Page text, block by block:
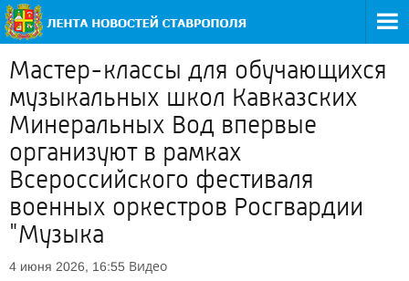
Мастер-классы для обучающихся
музыкальных школ Кавказских
Минеральных Вод впервые
организуют в рамках
Всероссийского фестиваля
военных оркестров Росгвардии
"Музыка
4 июня 2026, 16:55 Видео